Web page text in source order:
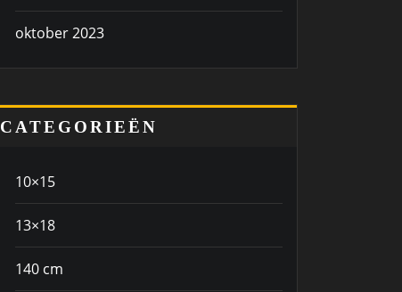
oktober 2023
CATEGORIEËN
10×15
13×18
140 cm